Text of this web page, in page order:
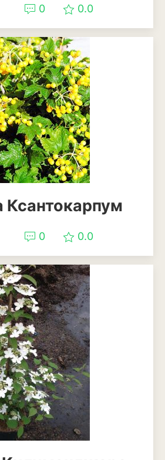
0 0.0
Ксантокарпум
0 0.0